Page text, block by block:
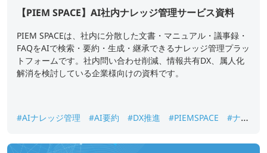
【PIEM SPACE】AI社内ナレッジ管理サービス資料
PIEM SPACEは、社内に分散した文書・マニュアル・議事録・
FAQをAIで検索・要約・生成・継承できるナレッジ管理プラッ
トフォームです。社内問い合わせ削減、情報共有DX、属人化
解消を検討している企業様向けの資料です。
#AIナレッジ管理 #AI要約 #DX推進 #PIEMSPACE
#ナレ